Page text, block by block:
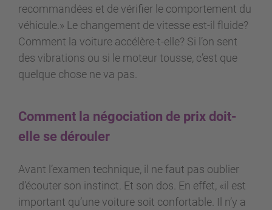
recommandées et de vérifier le comportement du
véhicule.» Le changement de vitesse est-il fluide?
Comment la voiture accélère-t-elle? Si l’on sent
des vibrations ou si le moteur tousse, c’est que
quelque chose ne va pas.
Comment la négociation de prix doit-
elle se dérouler
Avant l’examen technique, il ne faut pas oublier
d’écouter son instinct. Et son dos. En effet, «il est
important qu’une voiture soit confortable. Il n’y a